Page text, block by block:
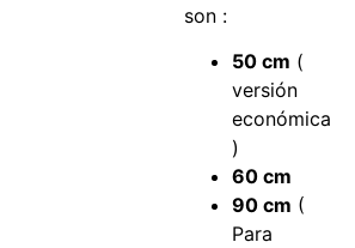
son :
50 cm (
versión
económica
)
60 cm
90 cm (
Para